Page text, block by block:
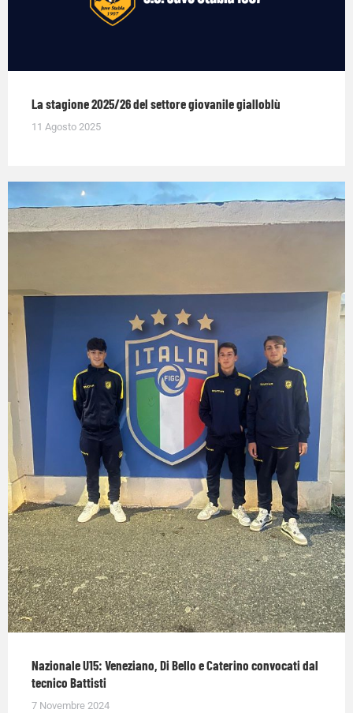
La stagione 2025/26 del settore giovanile gialloblù
11 Agosto 2025
Nazionale U15: Veneziano, Di Bello e Caterino convocati dal
tecnico Battisti
7 Novembre 2024